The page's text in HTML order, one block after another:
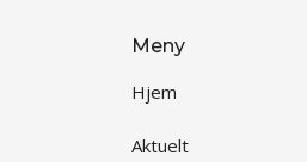
Meny
Hjem
Aktuelt